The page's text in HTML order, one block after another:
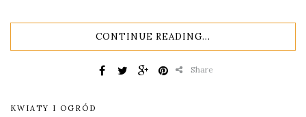
CONTINUE READING...
Share
KWIATY I OGRÓD